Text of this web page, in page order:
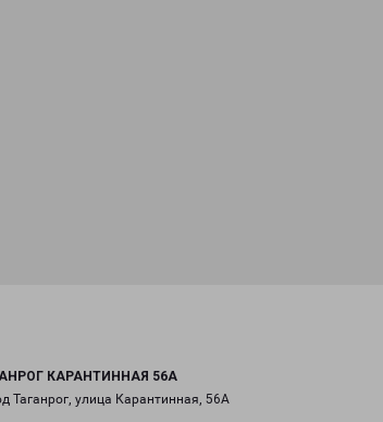
КАРАНТИННАЯ 56А
Таганрог, улица Карантинная, 56А